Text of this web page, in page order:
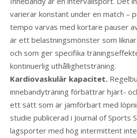
varierar konstant under en match –
tempo varvas med kortare pauser
är ett belastningsmönster som
och som ger specifika
kontinuerlig uthållighetsträning.
Kardiovaskulär kapacitet.
innebandyträning förbättrar hjärt-
ett sätt som är jämförbart med
studie publicerad i Journal of Sports
lagsporter med hög intermittent